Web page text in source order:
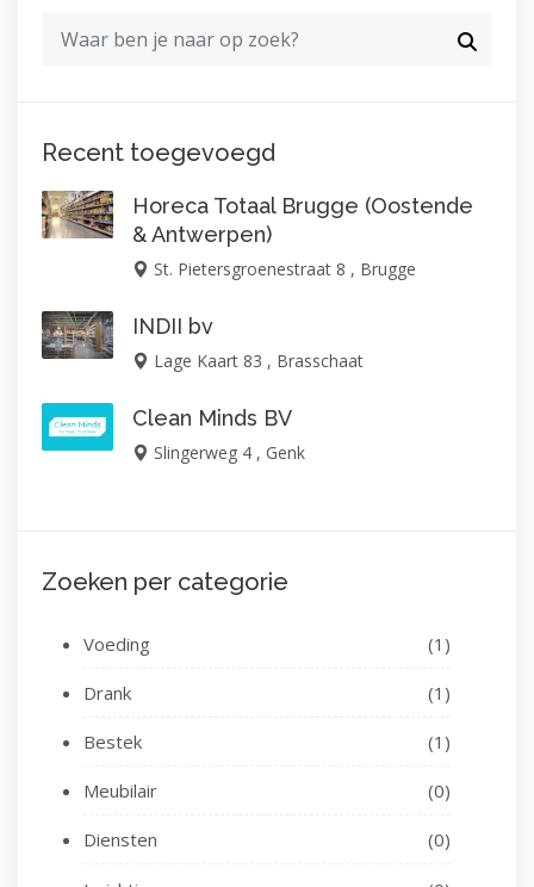
Recent toegevoegd
Horeca Totaal Brugge (Oostende
& Antwerpen)
St. Pietersgroenestraat 8 , Brugge
INDII bv
Lage Kaart 83 , Brasschaat
Clean Minds BV
Slingerweg 4 , Genk
Zoeken per categorie
Voeding (1)
Drank (1)
Bestek (1)
Meubilair (0)
Diensten (0)